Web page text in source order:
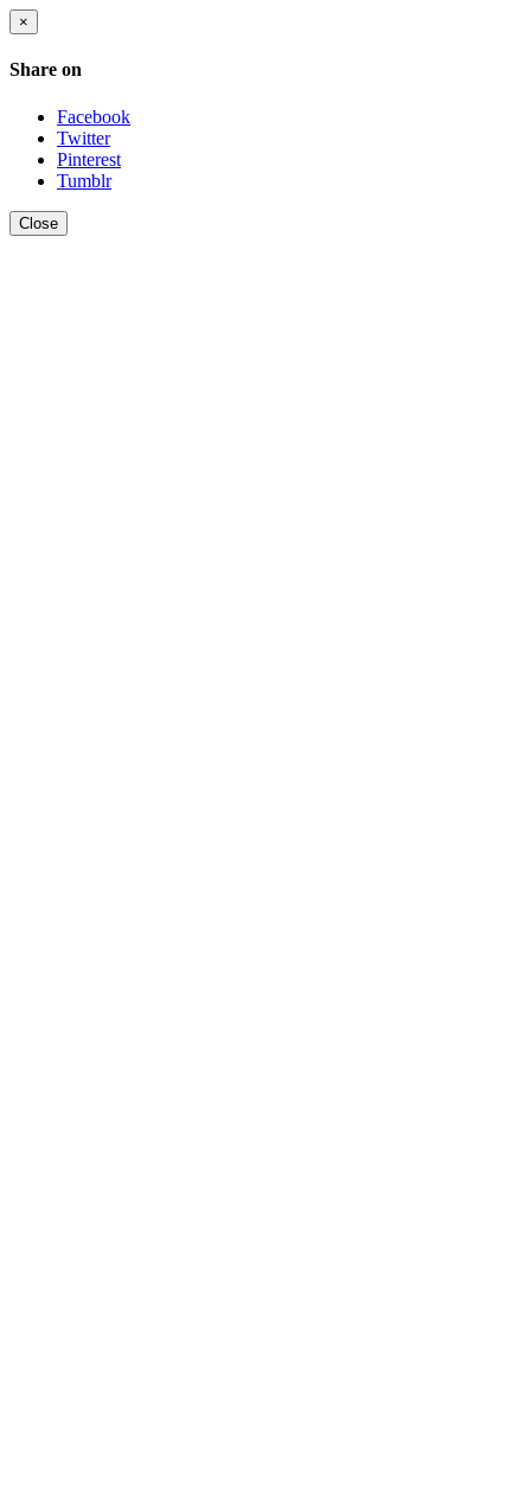
×
Share on
Facebook
Twitter
Pinterest
Tumblr
Close